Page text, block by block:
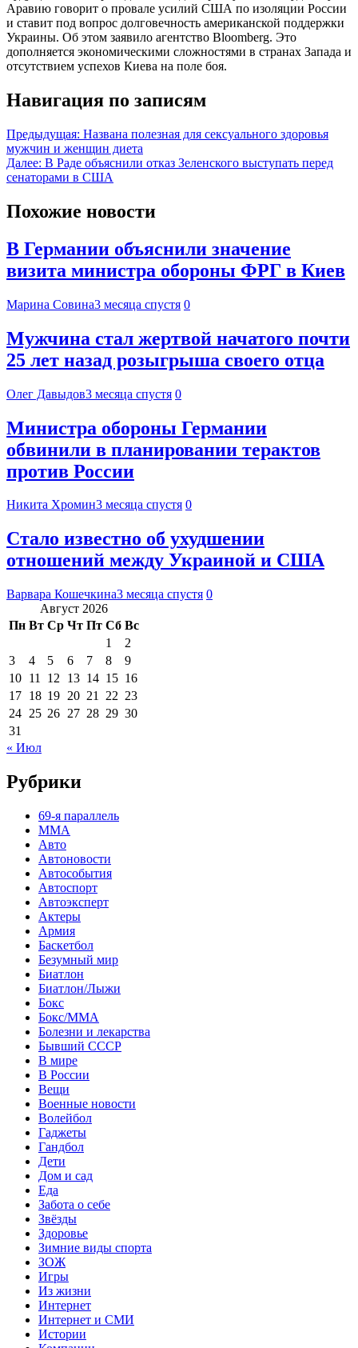
Аравию говорит о провале усилий США по изоляции России
и ставит под вопрос долговечность американской поддержки
Украины. Об этом заявило агентство Bloomberg. Это
дополняется экономическими сложностями в странах Запада и
отсутствием успехов Киева на поле боя.
Навигация по записям
Предыдущая: Названа полезная для сексуального здоровья
мужчин и женщин диета
Далее: В Раде объяснили отказ Зеленского выступать перед
сенаторами в США
Похожие новости
В Германии объяснили значение
визита министра обороны ФРГ в Киев
Марина Совина3 месяца спустя 0
Мужчина стал жертвой начатого почти
25 лет назад розыгрыша своего отца
Олег Давыдов3 месяца спустя 0
Министра обороны Германии
обвинили в планировании терактов
против России
Никита Хромин3 месяца спустя 0
Стало известно об ухудшении
отношений между Украиной и США
Варвара Кошечкина3 месяца спустя 0
Август 2026
Пн Вт Ср Чт Пт Сб Вс
1
2
3
4 5 6 7 8
9
10 11 12 13 14 15 16
17 18 19 20 21 22 23
24 25 26 27 28 29 30
31
« Июл
Рубрики
69-я параллель
MMA
Авто
Автоновости
Автособытия
Автоспорт
Автоэксперт
Актеры
Армия
Баскетбол
Безумный мир
Биатлон
Биатлон/Лыжи
Бокс
Бокс/MMA
Болезни и лекарства
Бывший СССР
В мире
В России
Вещи
Военные новости
Волейбол
Гаджеты
Гандбол
Дети
Дом и сад
Еда
Забота о себе
Звёзды
Здоровье
Зимние виды спорта
ЗОЖ
Игры
Из жизни
Интернет
Интернет и СМИ
Истории